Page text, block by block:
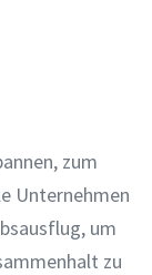
zum
Unternehmen
um
zu